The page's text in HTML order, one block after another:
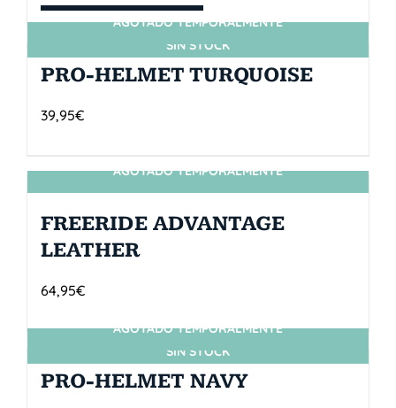
SIN STOCK
AGOTADO TEMPORALMENTE
PRO-HELMET TURQUOISE
39,95€
SIN STOCK
AGOTADO TEMPORALMENTE
FREERIDE ADVANTAGE
LEATHER
64,95€
SIN STOCK
AGOTADO TEMPORALMENTE
PRO-HELMET NAVY